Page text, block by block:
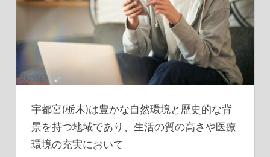
宇都宮(栃木)は豊かな自然環境と歴史的な背
景を持つ地域であり、生活の質の高さや医療
環境の充実において